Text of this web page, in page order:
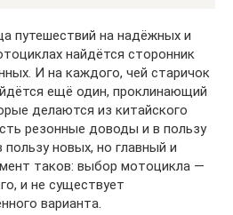
путешествий на надёжных и
найдётся сторонник
И на каждого, чей старичок
ещё один, проклинающий
делаются из китайского
резонные доводы и в пользу
новых, но главный и
таков: выбор мотоцикла —
и не существует
варианта.